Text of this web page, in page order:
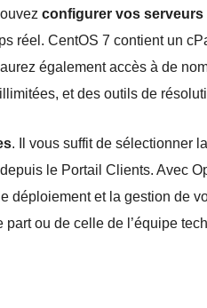
configurer vos serveurs
réel. CentOS 7 contient un
également accès à de
et des outils de
. Il vous suffit de sélectionner
le Portail Clients. Avec
déploiement et la gestion de
ou de celle de l’équipe